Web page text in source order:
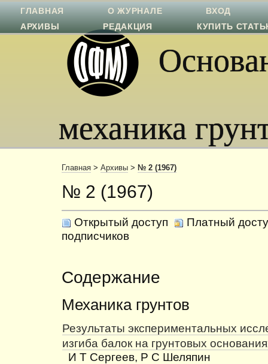
механика
ГЛАВНАЯ О ЖУРНАЛЕ
ВХОД
АРХИВЫ
РЕДАКЦИЯ КУПИТЬ
Главная > Архивы > № 2 (1967)
№ 2 (1967)
Открытый доступ
Платный
подписчиков
Содержание
Механика грунтов
Результаты экспериментальных
изгиба балок на грунтовых
И Т Сергеев, Р С Шеляпин